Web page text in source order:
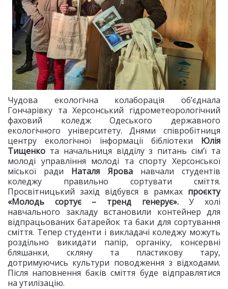
Чудова екологічна колаборація об’єднала
Гончарівку та Херсонський гідрометеорологічний
фаховий коледж Одеського державного
екологічного університету. Днями співробітниця
центру екологічної інформації бібліотеки Юлія
Тищенко та начальниця відділу з питань сім’ї та
молоді управління молоді та спорту Херсонської
міської ради Наталя Ярованавчали студентів
коледжу правильно сортувати сміття.
Просвітницький захід відбувся в рамках проєкту
«Молодь сортує – тренд генерує».У холі
навчального закладу встановили контейнер для
відпрацьованих батарейок та баки для сортування
сміття. Тепер студенти і викладачі коледжу можуть
роздільно викидати папір, органіку, консервні
бляшанки, скляну та пластикову тару,
дотримуючись культури поводження з відходами.
Після наповнення баків сміття буде відправлятися
на утилізацію.